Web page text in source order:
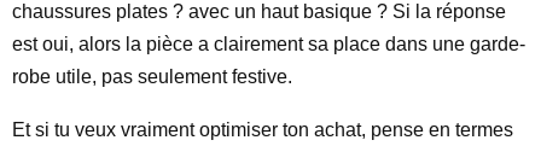
chaussures plates ? avec un haut basique ? Si la réponse
est oui, alors la pièce a clairement sa place dans une garde-
robe utile, pas seulement festive.
Et si tu veux vraiment optimiser ton achat, pense en termes